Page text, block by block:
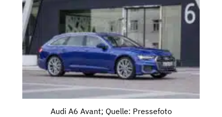
Audi A6 Avant; Quelle: Pressefoto